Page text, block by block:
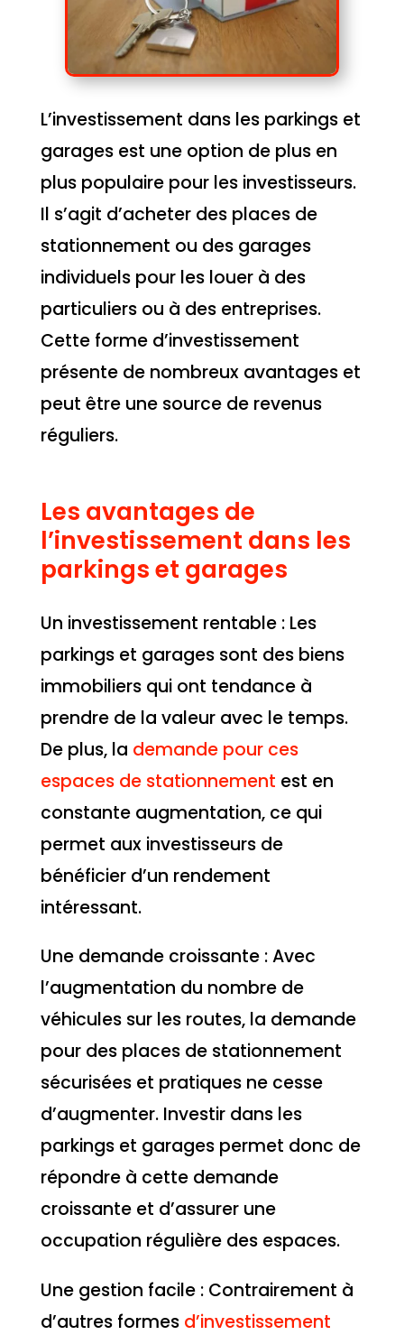
L’investissement dans les parkings et
garages est une option de plus en
plus populaire pour les investisseurs.
Il s’agit d’acheter des places de
stationnement ou des garages
individuels pour les louer à des
particuliers ou à des entreprises.
Cette forme d’investissement
présente de nombreux avantages et
peut être une source de revenus
réguliers.
Les avantages de
l’investissement dans les
parkings et garages
Un investissement rentable : Les
parkings et garages sont des biens
immobiliers qui ont tendance à
prendre de la valeur avec le temps.
De plus, la demande pour ces
espaces de stationnement est en
constante augmentation, ce qui
permet aux investisseurs de
bénéficier d’un rendement
intéressant.
Une demande croissante : Avec
l’augmentation du nombre de
véhicules sur les routes, la demande
pour des places de stationnement
sécurisées et pratiques ne cesse
d’augmenter. Investir dans les
parkings et garages permet donc de
répondre à cette demande
croissante et d’assurer une
occupation régulière des espaces.
Une gestion facile : Contrairement à
d’autres formes d’investissement